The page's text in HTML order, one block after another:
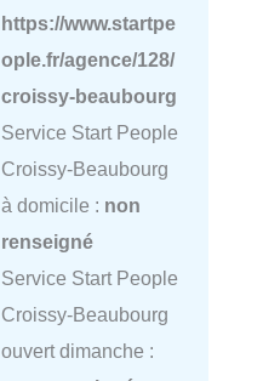
https://www.startpe
ople.fr/agence/128/
croissy-beaubourg
Service Start People
Croissy-Beaubourg
à domicile : non
renseigné
Service Start People
Croissy-Beaubourg
ouvert dimanche :